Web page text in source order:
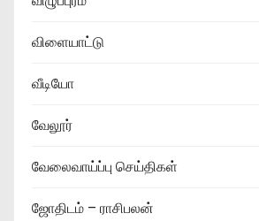
விளையாட்டு
வீடியோ
வேலூர்
வேலைவாய்ப்பு செய்திகள்
ஜோதிடம் – ராசிபலன்